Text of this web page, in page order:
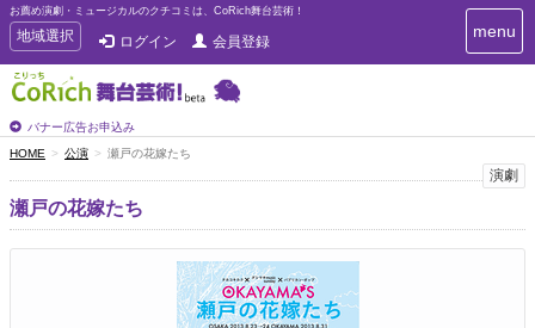
お薦め演劇・ミュージカルのクチコミは、CoRich舞台芸術！
T
o
g
g
e
n
a
v
i
地域選択 ログイン 会員登録
バナー広告お申込み
T
o
i
menu
HOME 公演 瀬戸の花嫁たち
演劇
瀬戸の花嫁たち